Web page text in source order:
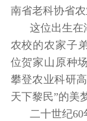
南省老科协省
这位出生在
农校的农家子
位贺家山原种
攀登农业科研
天下黎民”的美
二十世纪